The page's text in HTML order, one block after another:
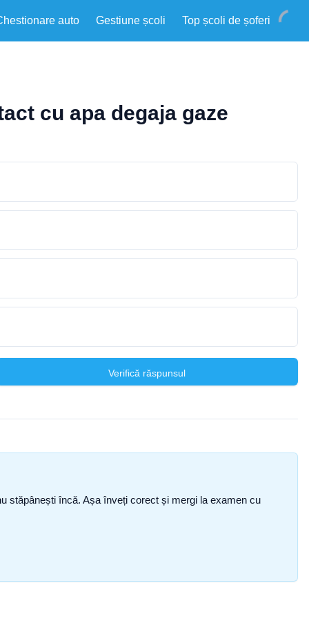
auto Gestiune școli Top școli de șoferi
cu apa degaja gaze
Verifică răspunsul
stăpânești încă. Așa înveți corect și mergi la examen cu